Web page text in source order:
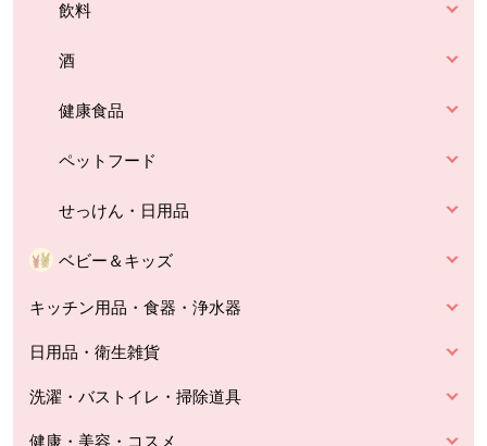
飲料
酒
健康食品
ペットフード
せっけん・日用品
ベビー＆キッズ
キッチン用品・食器・浄水器
日用品・衛生雑貨
洗濯・バストイレ・掃除道具
健康・美容・コスメ